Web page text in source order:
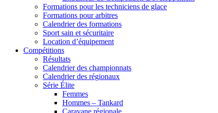
Formations pour les techniciens de glace
Formations pour arbitres
Calendrier des formations
Sport sain et sécuritaire
Location d’équipement
Compétitions
Résultats
Calendrier des championnats
Calendrier des régionaux
Série Élite
Femmes
Hommes – Tankard
Caravane régionale